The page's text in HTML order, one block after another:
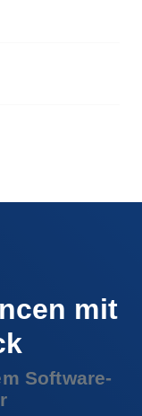
mit
Software-